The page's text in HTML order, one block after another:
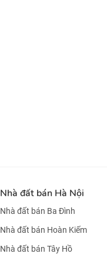
Nhà đất bán Hà Nội
Nhà đất bán Ba Đình
Nhà đất bán Hoàn Kiếm
Nhà đất bán Tây Hồ